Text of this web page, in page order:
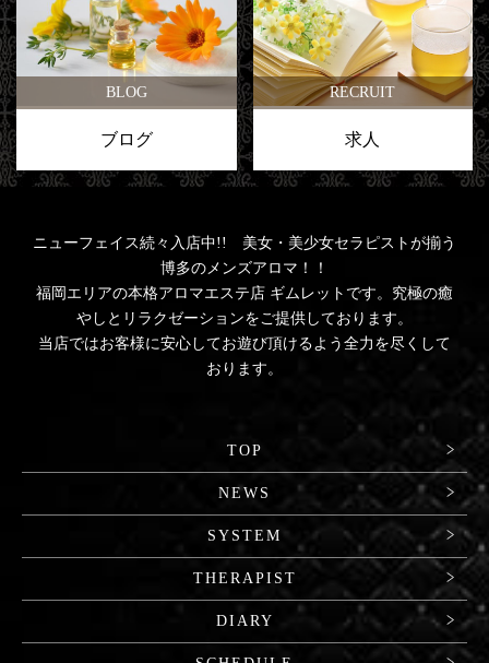
BLOG
ブログ
RECRUIT
求人
ニューフェイス続々入店中!! 美女・美少女セラピストが揃う
博多のメンズアロマ！！
福岡エリアの本格アロマエステ店 ギムレットです。究極の癒
やしとリラクゼーションをご提供しております。
当店ではお客様に安心してお遊び頂けるよう全力を尽くして
おります。
TOP
NEWS
SYSTEM
THERAPIST
DIARY